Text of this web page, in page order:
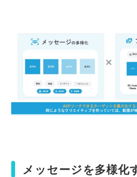
メッセージを多様化